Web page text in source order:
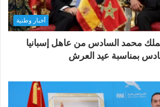
أخبار وطنية
محمد السادس من عاهل إسبانيا
بمناسبة عيد العرش